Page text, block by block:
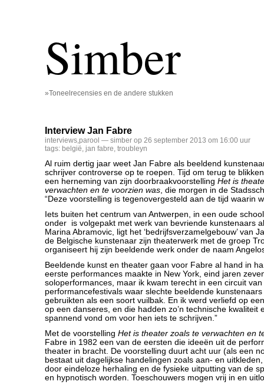
Simber
»Toneelrecensies en de andere stukken
Interview Jan Fabre
interviews,parool — simber op 26 september 2013 om 16:00 uur
tags: belgië, jan fabre, troubleyn
Al ruim dertig jaar weet Jan Fabre als beeldend
schrijver controverse op te roepen. Tijd om terug te
een herneming van zijn doorbraakvoorstelling Het is
verwachten en te voorzien was, die morgen in de
“Deze voorstelling is tegenovergesteld aan de tijd waarin
Iets buiten het centrum van Antwerpen, in een oude
onder is volgepakt met werk van bevriende kunstenaars
Marina Abramovic, ligt het ‘bedrijfsverzamelgebouw’ van
de Belgische kunstenaar zijn theaterwerk met de groep
organiseert hij zijn beeldende werk onder de naam
Beeldende kunst en theater gaan voor Fabre al hand in
eerste performances maakte in New York, eind jaren
soloperformances, maar ik kwam terecht in een circuit van
performancefestivals waar slechte beeldende
gebruikten als een soort vuilbak. En ik werd verliefd op
op een danseres, en die hadden zo’n technische kwaliteit
spannend vond om voor hen iets te schrijven.”
Met de voorstelling Het is theater zoals te verwachten en
Fabre in 1982 een van de eersten die ideeën uit de
theater in bracht. De voorstelling duurt acht uur (als een
bestaat uit dagelijkse handelingen zoals aan- en
door eindeloze herhaling en de fysieke uitputting van de
en hypnotisch worden. Toeschouwers mogen vrij in en